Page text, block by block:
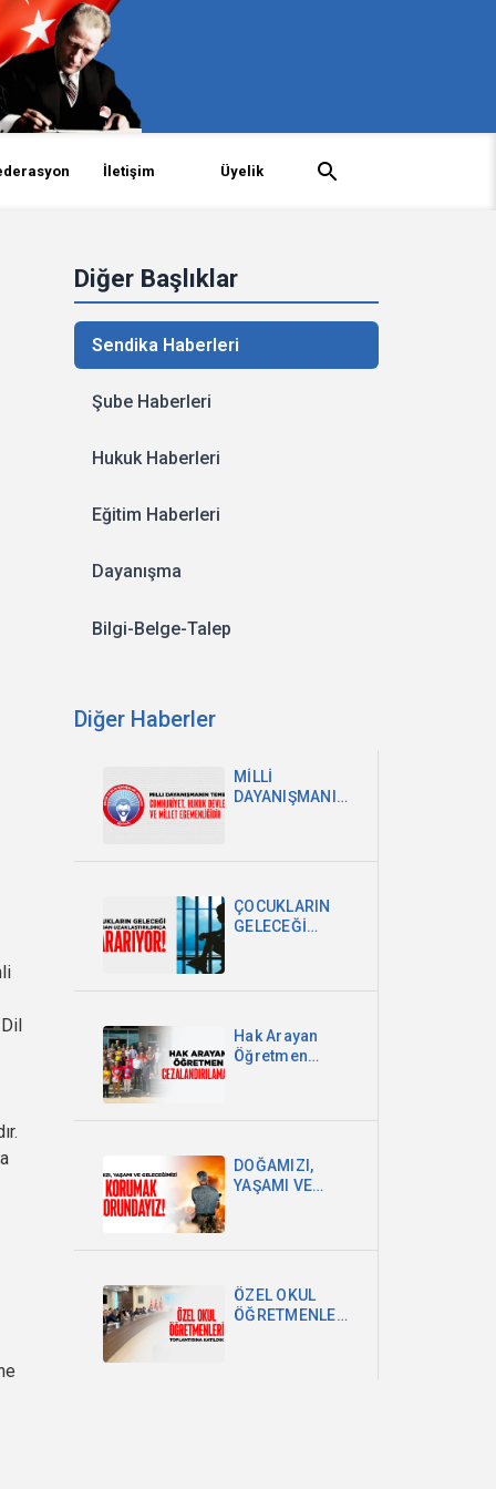
İletişim Üyelik
Diğer Başlıklar
Sendika Haberleri
Şube Haberleri
Hukuk Haberleri
Eğitim Haberleri
Dayanışma
Bilgi-Belge-Talep
Diğer Haberler
MİLLİ
DAYANIŞMANIN
MİLLET
EGEMENLİĞİDİR
ÇOCUKLARIN
GELECEĞİ
Hak Arayan
Öğretmen
DOĞAMIZI,
YAŞAMI VE
ÖZEL OKUL
ÖĞRETMENLERİ